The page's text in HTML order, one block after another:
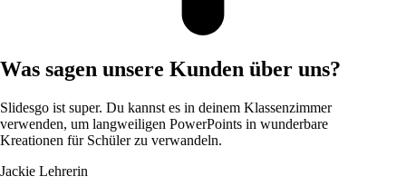
Was sagen unsere Kunden über uns?
Slidesgo ist super. Du kannst es in deinem Klassenzimmer
verwenden, um langweiligen PowerPoints in wunderbare
Kreationen für Schüler zu verwandeln.
Jackie Lehrerin